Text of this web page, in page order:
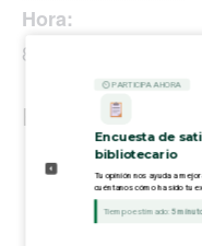
Hora:
8:00 am - 5:00 pm
Evento
Taller
Origami
la
⏲ PARTICIPA AHORA
Encuesta de
bibliotecario
Tu opinión nos ayuda a
cuéntanos cómo ha sido tu
Tiempo estimado:5